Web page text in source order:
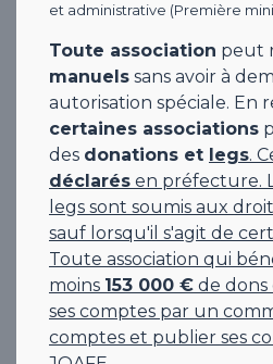
et administrative (Première
Toute association peut
manuels sans avoir à
autorisation spéciale. En
certaines associations
des donations et legs.
déclarés en préfecture.
legs sont soumis aux
sauf lorsqu'il s'agit de
Toute association qui
moins 153 000 € de
ses comptes par un
comptes et publier ses